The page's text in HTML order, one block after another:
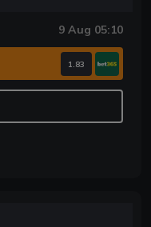
9 Aug 05:10
1.83